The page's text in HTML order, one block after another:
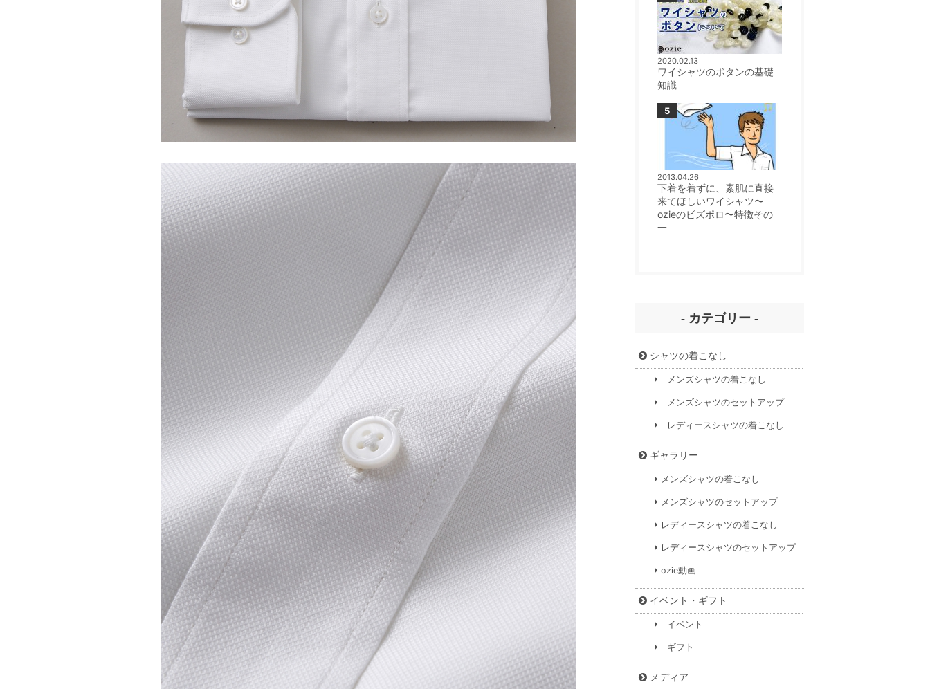
2020.02.13
ワイシャツのボタンの基礎
知識
2013.04.26
下着を着ずに、素肌に直接
来てほしいワイシャツ〜
ozieのビズポロ〜特徴その
一
- カテゴリー -
シャツの着こなし
メンズシャツの着こなし
メンズシャツのセットアップ
レディースシャツの着こなし
ギャラリー
メンズシャツの着こなし
メンズシャツのセットアップ
レディースシャツの着こなし
レディースシャツのセットアップ
ozie動画
イベント・ギフト
イベント
ギフト
メディア